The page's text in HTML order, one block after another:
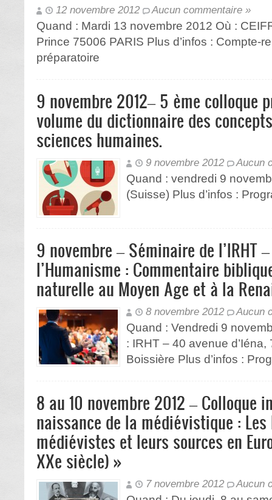
12 novembre 2012 Aucun commentaire »
Quand : Mardi 13 novembre 2012 Où :
Prince 75006 PARIS Plus d’infos : Compte-
préparatoire
9 novembre 2012– 5 ème colloque
volume du dictionnaire des
sciences humaines.
9 novembre 2012 Aucun
Quand : vendredi 9
(Suisse) Plus d’infos :
9 novembre – Séminaire de l’IRHT
l’Humanisme : Commentaire
naturelle au Moyen Age et à la
8 novembre 2012 Aucun
Quand : Vendredi 9
: IRHT – 40 avenue
Boissière Plus d’infos :
8 au 10 novembre 2012 – Colloque
naissance de la médiévistique :
médiévistes et leurs sources en
XXe siècle) »
7 novembre 2012 Aucun